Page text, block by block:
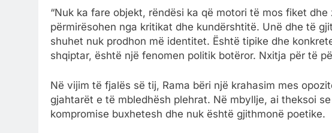
“Nuk ka fare objekt, rëndësi ka që motori të mos fiket
përmirësohen nga kritikat dhe kundërshtitë. Unë dhe të
shuhet nuk prodhon më identitet. Është tipike dhe
shqiptar, është një fenomen politik botëror. Nxitja për të
Në vijim të fjalës së tij, Rama bëri një krahasim mes
gjahtarët e të mbledhësh plehrat. Në mbyllje, ai theksoi
kompromise buxhetesh dhe nuk është gjithmonë poetike.